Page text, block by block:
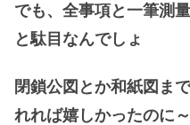
でも、全事項と一筆測
と駄目なんでしょ
閉鎖公図とか和紙図ま
れれば嬉しかったのに～